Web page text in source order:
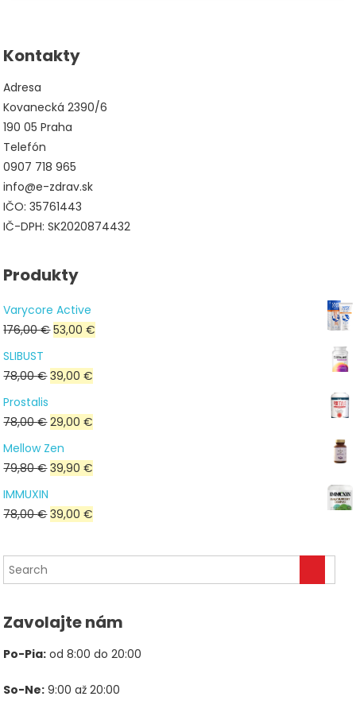
Kontakty
Adresa
Kovanecká 2390/6
190 05 Praha
Telefón
0907 718 965
info@e-zdrav.sk
IČO: 35761443
IČ-DPH: SK2020874432
Produkty
Varycore Active
176,00€Pôvodná
bola:
176,00 €.
53,00€
SLIBUST
78,00€Pôvodná
bola:
78,00 €.
39,00€
je:
39,00 €.
Prostalis
78,00€Pôvodná
bola:
78,00 €.
29,00€
je:
29,00 €.
Mellow Zen
79,80€Pôvodná
bola:
79,80 €.
39,90€
je:
39,90 €.
IMMUXIN
78,00€Pôvodná
bola:
39,00€
je:
Zavolajte nám
Po-Pia: od 8:00 do 20:00
So-Ne: 9:00 až 20:00